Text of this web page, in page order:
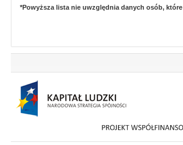
*Powyższa lista nie uwzględnia danych osób,